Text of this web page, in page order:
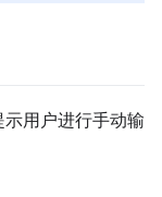
用户进行手动输